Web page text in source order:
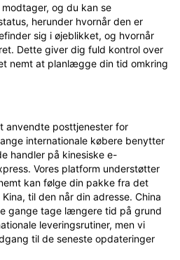
og du kan se
herunder hvornår den er
sig i øjeblikket, og hvornår
Dette giver dig fuld kontrol over
nemt at planlægge din tid omkring
anvendte posttjenester for
internationale købere benytter
handler på kinesiske e-
Vores platform understøtter
kan følge din pakke fra det
til den når din adresse. China
gange tage længere tid på grund
leveringsrutiner, men vi
til de seneste opdateringer